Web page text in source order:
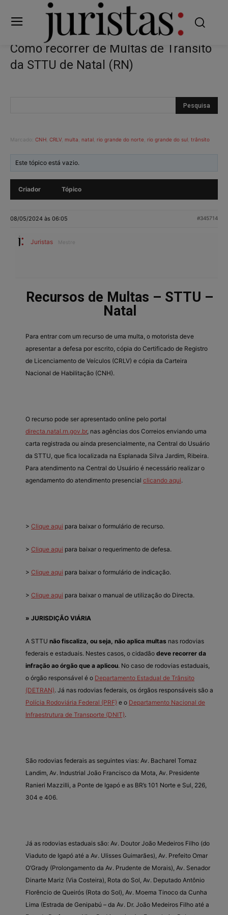
Como recorrer de Multas de Trânsito
da STTU de Natal (RN)
Marcado: CNH CRLV multa natal rio grande do norte rio grande do sul trânsito
Este tópico está vazio.
Criador Tópico
08/05/2024 às 06:05 #345714
Juristas Mestre
Recursos de Multas – STTU –
Natal
Para entrar com um recurso de uma multa, o motorista deve
apresentar a defesa por escrito, cópia do Certificado de Registro
de Licenciamento de Veículos (CRLV) e cópia da Carteira
Nacional de Habilitação (CNH).
O recurso pode ser apresentado online pelo portal
directa.natal.rn.gov.br, nas agências dos Correios enviando uma
carta registrada ou ainda presencialmente, na Central do Usuário
da STTU, que fica localizada na Esplanada Silva Jardim, Ribeira.
Para atendimento na Central do Usuário é necessário realizar o
agendamento do atendimento presencial clicando aqui.
> Clique aqui para baixar o formulário de recurso.
> Clique aqui para baixar o requerimento de defesa.
> Clique aqui para baixar o formulário de indicação.
> Clique aqui para baixar o manual de utilização do Directa.
» JURISDIÇÃO VIÁRIA
A STTU não fiscaliza, ou seja, não aplica multas nas rodovias
federais e estaduais. Nestes casos, o cidadão deve recorrer da
infração ao órgão que a aplicou. No caso de rodovias estaduais,
o órgão responsável é o Departamento Estadual de Trânsito
(DETRAN). Já nas rodovias federais, os órgãos responsáveis são a
Polícia Rodoviária Federal (PRF) e o Departamento Nacional de
Infraestrutura de Transporte (DNIT).
São rodovias federais as seguintes vias: Av. Bacharel Tomaz
Landim, Av. Industrial João Francisco da Mota, Av. Presidente
Ranieri Mazzilli, a Ponte de Igapó e as BR’s 101 Norte e Sul, 226,
304 e 406.
Já as rodovias estaduais são: Av. Doutor João Medeiros Filho (do
Viaduto de Igapó até a Av. Ulisses Guimarães), Av. Prefeito Omar
O’Grady (Prolongamento da Av. Prudente de Morais), Av. Senador
Dinarte Mariz (Via Costeira), Rota do Sol, Av. Deputado Antônio
Florêncio de Queirós (Rota do Sol), Av. Moema Tinoco da Cunha
Lima (Estrada de Genipabú – da Av. Dr. João Medeiros Filho até a